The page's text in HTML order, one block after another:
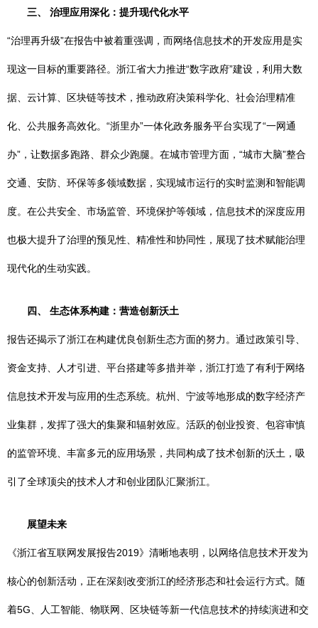
三、 治理应用深化：提升现代化水平
“治理再升级”在报告中被着重强调，而网络信息技术的开发应用是实
现这一目标的重要路径。浙江省大力推进“数字政府”建设，利用大数
据、云计算、区块链等技术，推动政府决策科学化、社会治理精准
化、公共服务高效化。“浙里办”一体化政务服务平台实现了“一网通
办”，让数据多跑路、群众少跑腿。在城市管理方面，“城市大脑”整合
交通、安防、环保等多领域数据，实现城市运行的实时监测和智能调
度。在公共安全、市场监管、环境保护等领域，信息技术的深度应用
也极大提升了治理的预见性、精准性和协同性，展现了技术赋能治理
现代化的生动实践。
四、 生态体系构建：营造创新沃土
报告还揭示了浙江在构建优良创新生态方面的努力。通过政策引导、
资金支持、人才引进、平台搭建等多措并举，浙江打造了有利于网络
信息技术开发与应用的生态系统。杭州、宁波等地形成的数字经济产
业集群，发挥了强大的集聚和辐射效应。活跃的创业投资、包容审慎
的监管环境、丰富多元的应用场景，共同构成了技术创新的沃土，吸
引了全球顶尖的技术人才和创业团队汇聚浙江。
展望未来
《浙江省互联网发展报告2019》清晰地表明，以网络信息技术开发为
核心的创新活动，正在深刻改变浙江的经济形态和社会运行方式。随
着5G、人工智能、物联网、区块链等新一代信息技术的持续演进和交